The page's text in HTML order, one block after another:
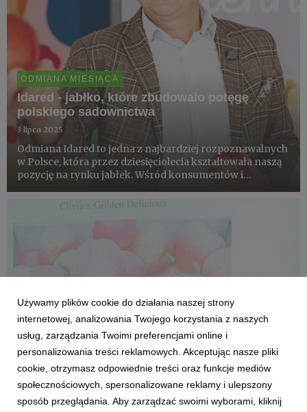
ODMIANA MIESIĄCA
Idared - jabłko, które zbudowało potęgę
polskiego sadownictwa
3 lipca 2025
Odmiana Idared to jedna z najbardziej rozpoznawalnych
w Polsce, która przez dziesięciolecia kształtowała naszą
pozycję na rynku jabłek. Wśród konsumentów i
przecenić jej wkładu w rozwój branży sadowniczej. Oto
ODMIANA MIESIĄCA
Pinova - opis odmiany
Używamy plików cookie do działania naszej strony
internetowej, analizowania Twojego korzystania z naszych
usług, zarządzania Twoimi preferencjami online i
personalizowania treści reklamowych. Akceptując nasze pliki
cookie, otrzymasz odpowiednie treści oraz funkcje mediów
społecznościowych, spersonalizowane reklamy i ulepszony
sposób przeglądania. Aby zarządzać swoimi wyborami, kliknij